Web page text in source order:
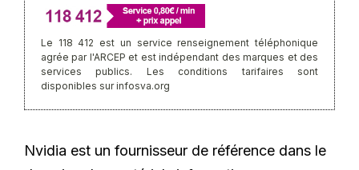
Le 118 412 est un service renseignement téléphonique
agrée par l'ARCEP et est indépendant des marques et des
services publics. Les conditions tarifaires sont
disponibles sur infosva.org
Nvidia est un fournisseur de référence dans le